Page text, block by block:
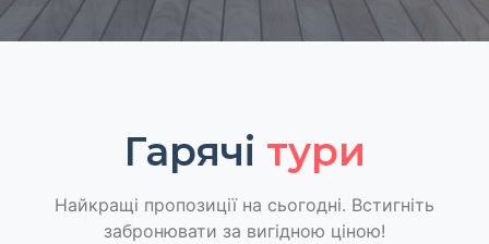
Гарячі тури
Найкращі пропозиції на сьогодні. Встигніть
забронювати за вигідною ціною!